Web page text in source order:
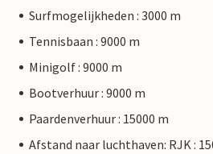
Surfmogelijkheden : 3000 m
Tennisbaan : 9000 m
Minigolf : 9000 m
Bootverhuur : 9000 m
Paardenverhuur : 15000 m
Afstand naar luchthaven: RJK :